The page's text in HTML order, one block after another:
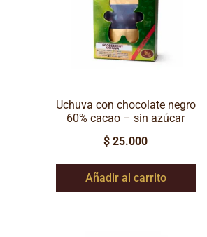
Uchuva con chocolate negro
60% cacao – sin azúcar
$ 25.000
Añadir al carrito